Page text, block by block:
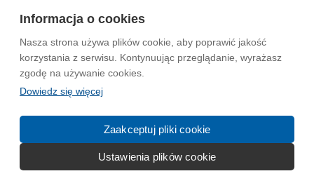
Informacja o cookies
Nasza strona używa plików cookie, aby poprawić jakość
korzystania z serwisu. Kontynuując przeglądanie, wyrażasz
zgodę na używanie cookies.
Dowiedz się więcej
Zaakceptuj pliki cookie
Ustawienia plików cookie